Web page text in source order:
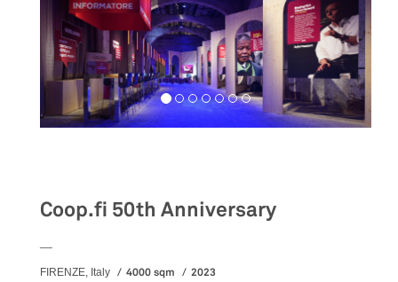
Coop.fi 50th Anniversary
FIRENZE, Italy 4000 sqm 2023